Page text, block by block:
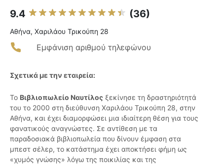
9.4 (36)
Αθήνα, Χαριλάου Τρικούπη 28
Εμφάνιση αριθμού τηλεφώνου
Σχετικά με την εταιρεία:
Το Βιβλιοπωλείο Ναυτίλος ξεκίνησε τη δραστηριότητά
του το 2000 στη διεύθυνση Χαριλάου Τρικούπη 28, στην
Αθήνα, και έχει διαμορφώσει μια ιδιαίτερη θέση για τους
φανατικούς αναγνώστες. Σε αντίθεση με τα
παραδοσιακά βιβλιοπωλεία που δίνουν έμφαση στα
μπεστ σέλερ, το κατάστημα έχει αποκτήσει φήμη ως
«χυμός γνώσης» λόγω της ποικιλίας και της